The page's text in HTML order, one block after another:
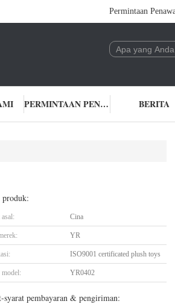
Permintaan
PERMINTAAN PENAWARAN BERITA
Cina
YR
ISO9001 certificated plush toys
YR0402
syarat pembayaran & pengiriman: